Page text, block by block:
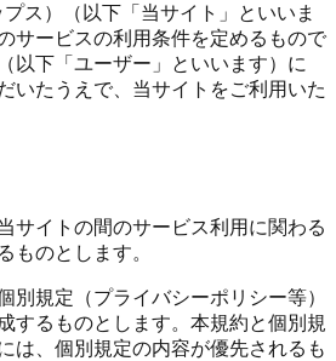
ス）（以下「当サイト」といいま
サービスの利用条件を定めるもので
以下「ユーザー」といいます）に
いたうえで、当サイトをご利用いた
サイトの間のサービス利用に関わる
ものとします。
別規定（プライバシーポリシー等）
するものとします。本規約と個別規
は、個別規定の内容が優先されるも